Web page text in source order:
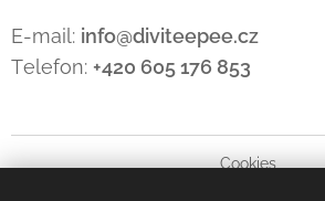
E-mail: info@diviteepee.cz
Telefon: +420 605 176 853
Cookies